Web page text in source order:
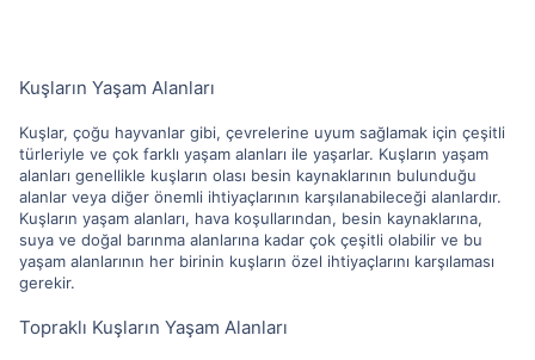
Kuşların Yaşam Alanları
Kuşlar, çoğu hayvanlar gibi, çevrelerine uyum sağlamak için çeşitli
türleriyle ve çok farklı yaşam alanları ile yaşarlar. Kuşların yaşam
alanları genellikle kuşların olası besin kaynaklarının bulunduğu
alanlar veya diğer önemli ihtiyaçlarının karşılanabileceği alanlardır.
Kuşların yaşam alanları, hava koşullarından, besin kaynaklarına,
suya ve doğal barınma alanlarına kadar çok çeşitli olabilir ve bu
yaşam alanlarının her birinin kuşların özel ihtiyaçlarını karşılaması
gerekir.
Topraklı Kuşların Yaşam Alanları